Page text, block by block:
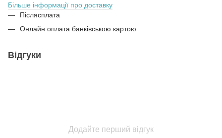
Більше інформації про доставку
Післясплата
Онлайн оплата банківською картою
Відгуки
Додайте перший відгук